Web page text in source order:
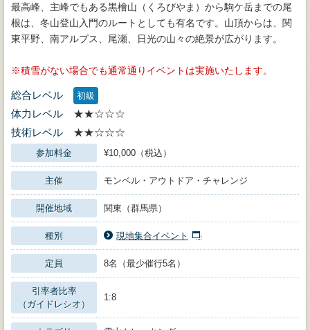
最高峰、主峰でもある黒檜山（くろびやま）から駒ケ岳までの尾
根は、冬山登山入門のルートとしても有名です。山頂からは、関
東平野、南アルプス、尾瀬、日光の山々の絶景が広がります。
積雪がない場合でも通常通りイベントは実施いたします。
総合レベル 初級
体力レベル
★★☆☆☆
技術レベル
★★☆☆☆
参加料金 ¥10,000（税込）
主催 モンベル・アウトドア・チャレンジ
開催地域 関東（群馬県）
種別 現地集合イベント
定員 8名（最少催行5名）
引率者比率
（ガイドレシオ）
1:8